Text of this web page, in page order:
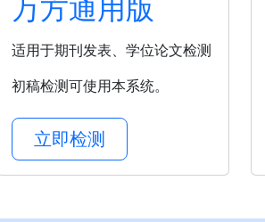
万方通用版
适用于期刊发表、学位论文检测
初稿检测可使用本系统。
立即检测